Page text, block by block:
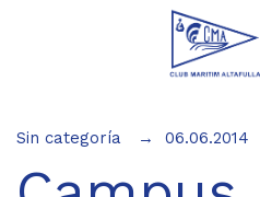
Sin categoría 06.06.2014